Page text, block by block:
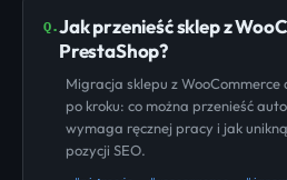
Q.Jak przenieść sklep z
PrestaShop?
Migracja sklepu z WooCommerce
po kroku: co można przenieść
wymaga ręcznej pracy i jak
pozycji SEO.